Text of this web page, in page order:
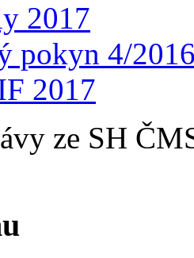
2017
pokyn 4/
2017
ze SH